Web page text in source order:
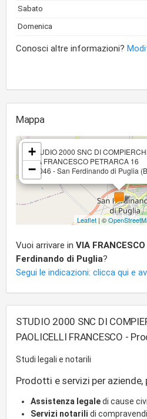
Sabato
Domenica
Conosci altre informazioni?
Mappa
STUDIO 2000 SNC DI
VIA FRANCESCO PETRARCA 16
71046 - San Ferdinando di Puglia
+
−
Leaflet| ©
Vuoi arrivare in VIA
Ferdinando di Puglia?
Segui le indicazioni: clicca qui e
STUDIO 2000 SNC DI
PAOLICELLI FRANCESCO -
Studi legali e notarili
Prodotti e servizi per aziende,
Assistenza legaledi cause
Servizi notarili di